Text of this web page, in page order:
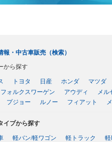
報・中古車販売（検索）
から探す
トヨタ 日産 ホンダ マツダ
フォルクスワーゲン アウディ メ
プジョー ルノー フィアット
イプから探す
軽バン/軽ワゴン 軽トラック